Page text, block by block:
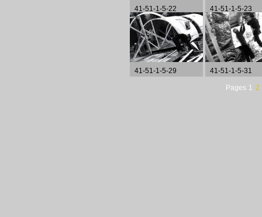
41-51-1-5-22 41-51-1-5-23
41-51-1-5-29 41-51-1-5-31
Pages 1 2